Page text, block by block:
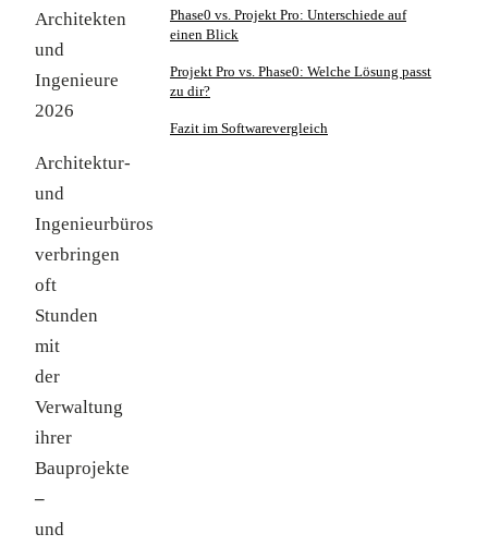
Architekten
und
Ingenieure
2026
Architektur-
und
Ingenieurbüros
verbringen
oft
Stunden
mit
der
Verwaltung
ihrer
Bauprojekte
–
und
Phase0 vs. Projekt Pro: Unterschiede auf
einen Blick
Projekt Pro vs. Phase0: Welche Lösung passt
zu dir?
Fazit im Softwarevergleich